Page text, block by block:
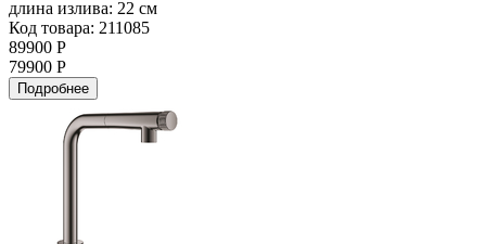
длина излива: 22 см
Код товара: 211085
89900 Р
79900 Р
Подробнее